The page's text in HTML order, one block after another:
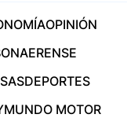
OPINIÓN
DEPORTES
MUNDO MOTOR